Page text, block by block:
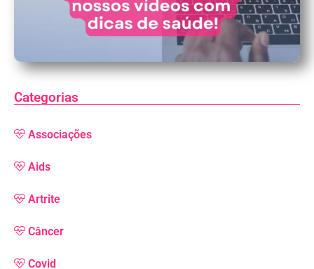
Categorias
Associações
Aids
Artrite
Câncer
Covid